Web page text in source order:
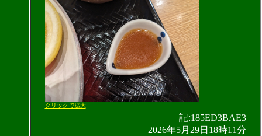
クリックで拡大
記:185ED3BAE3
2026年5月29日18時11分